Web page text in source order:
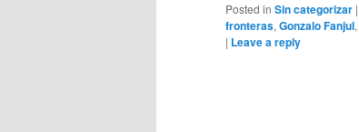
Posted in Sin categorizar |
fronteras, Gonzalo Fanjul,
| Leave a reply